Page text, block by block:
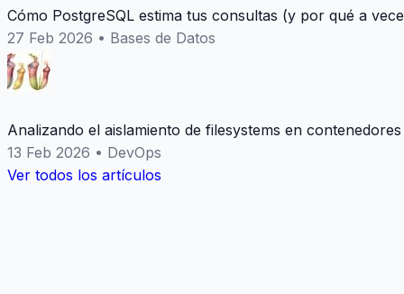
Cómo PostgreSQL estima tus consultas (y por qué a
27 Feb 2026 • Bases de Datos
Analizando el aislamiento de filesystems en
13 Feb 2026 • DevOps
Ver todos los artículos